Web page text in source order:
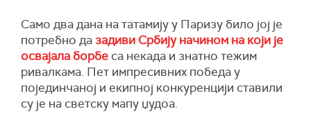
Само два дана на татамију у Паризу било јој је
потребно да задиви Србију начином на који је
освајала борбе са некада и знатно тежим
ривалкама. Пет импресивних победа у
појединчаној и екипној конкуренцији ставили
су је на светску мапу џудоа.